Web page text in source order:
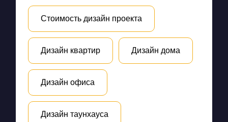
Стоимость дизайн проекта
Дизайн квартир Дизайн дома
Дизайн офиса
Дизайн таунхауса